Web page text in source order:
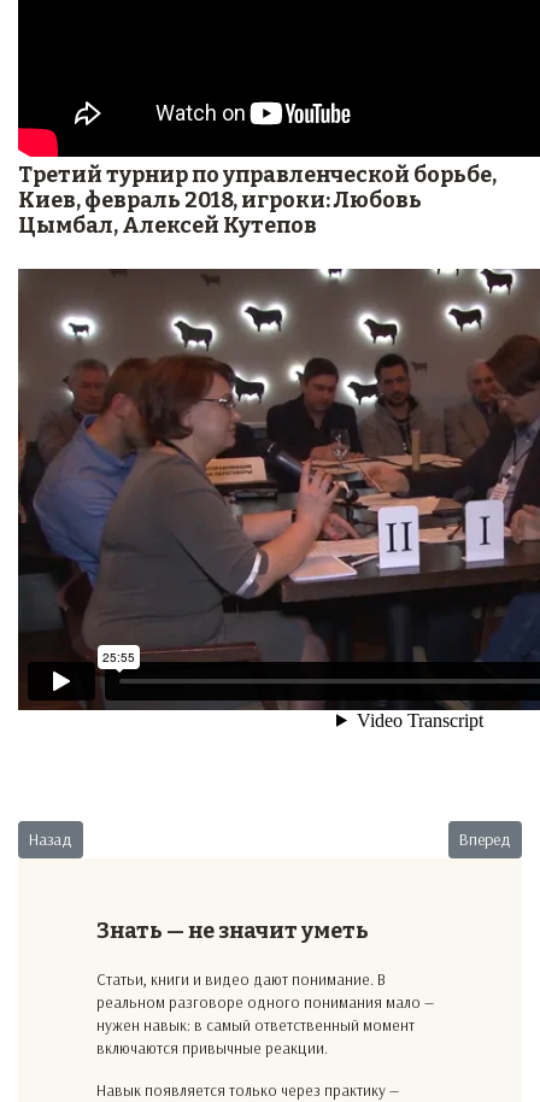
Третий турнир по управленческой борьбе,
Киев, февраль 2018, игроки: Любовь
Цымбал, Алексей Кутепов
Предыдущий: Увольнение без собственного желания
Назад Вперед
Знать — не значит уметь
Статьи, книги и видео дают понимание. В
реальном разговоре одного понимания мало —
нужен навык: в самый ответственный момент
включаются привычные реакции.
Навык появляется только через практику —